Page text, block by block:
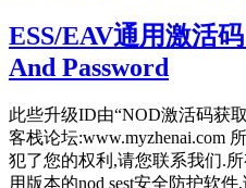
ESS/EAV通用激活
And Password
此些升级ID由“NOD激活码获
客栈论坛:www.myzhenai.com
犯了您的权利,请您联系我们.
用版本的nod sest安全防护软